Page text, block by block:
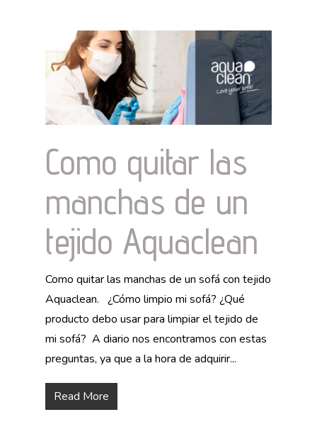
Como quitar las
manchas de un
tejido Aquaclean
Como quitar las manchas de un sofá con tejido
Aquaclean. ¿Cómo limpio mi sofá? ¿Qué
producto debo usar para limpiar el tejido de
mi sofá? A diario nos encontramos con estas
preguntas, ya que a la hora de adquirir...
Read More